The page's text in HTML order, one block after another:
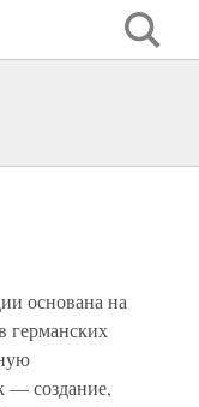
основана на
германских
— создание,